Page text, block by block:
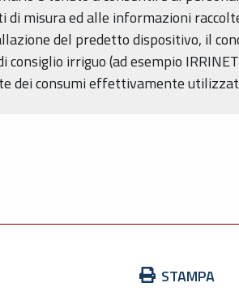
di misura ed alle informazioni
del predetto dispositivo, il
consiglio irriguo (ad esempio
dei consumi effettivamente
STAMPA